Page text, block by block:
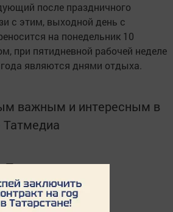
после праздничного
с этим, выходной день с
на понедельник 10
при пятидневной рабочей неделе
являются днями отдыха.
важным и интересным в
Татмедиа
Татарстана в
MАХ: